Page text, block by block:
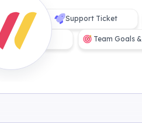
Support Ticket
Planning Team